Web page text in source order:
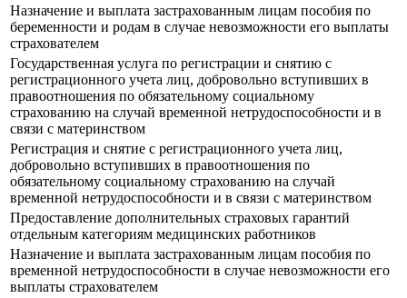
Назначение и выплата застрахованным лицам пособия по
беременности и родам в случае невозможности его выплаты
страхователем
Государственная услуга по регистрации и снятию с
регистрационного учета лиц, добровольно вступивших в
правоотношения по обязательному социальному
страхованию на случай временной нетрудоспособности и в
связи с материнством
Регистрация и снятие с регистрационного учета лиц,
добровольно вступивших в правоотношения по
обязательному социальному страхованию на случай
временной нетрудоспособности и в связи с материнством
Предоставление дополнительных страховых гарантий
отдельным категориям медицинских работников
Назначение и выплата застрахованным лицам пособия по
временной нетрудоспособности в случае невозможности его
выплаты страхователем